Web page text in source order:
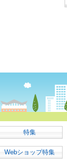
特集
Webショップ特集